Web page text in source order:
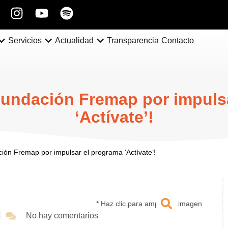
Servicios Actualidad Transparencia Contacto
Fremap por
‘Actívate’!
Fremap por impulsar el programa ‘Actívate’!
* Haz clic para ampliar la imagen
No hay comentarios